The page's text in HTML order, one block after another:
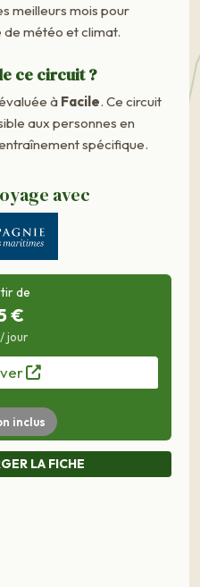
meilleurs mois pour
météo et climat.
ce circuit ?
à Facile. Ce circuit
aux personnes en
spécifique.
avec
de
€
jour
inclus
LA FICHE